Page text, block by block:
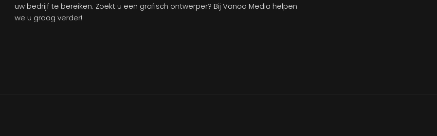
uw bedrijf te bereiken. Zoekt u een grafisch ontwerper? Bij Vanoo Media helpen
we u graag verder!